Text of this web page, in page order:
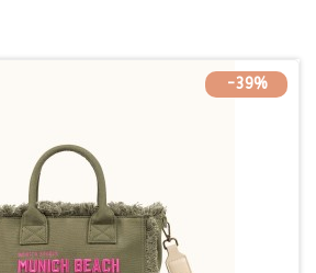
-39%